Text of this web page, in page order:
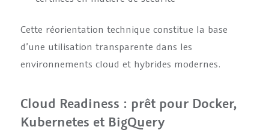
Cette réorientation technique constitue la base
d’une utilisation transparente dans les
environnements cloud et hybrides modernes.
Cloud Readiness : prêt pour Docker,
Kubernetes et BigQuery